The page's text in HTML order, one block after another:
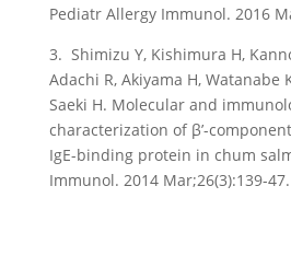
Pediatr Allergy Immunol. 2016
3. Shimizu Y, Kishimura H,
Adachi R, Akiyama H, Watanabe
Saeki H. Molecular and
characterization of β’-
IgE-binding protein in chum
Immunol. 2014 Mar;26(3):139-47.